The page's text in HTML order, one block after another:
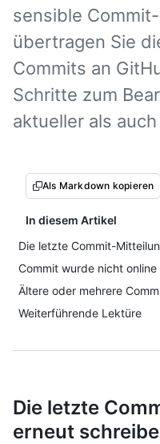
sensible
übertragen Sie
Commits an
Schritte zum
aktueller als
Als Markdown kopieren
In diesem Artikel
Die letzte Commit-
Commit wurde nicht
Ältere oder mehrere
Weiterführende Lektüre
Die letzte
erneut